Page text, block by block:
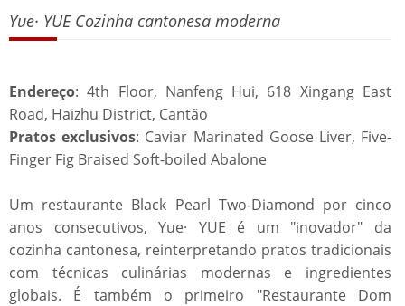
Yue· YUE Cozinha cantonesa moderna
Endereço: 4th Floor, Nanfeng Hui, 618 Xingang East
Road, Haizhu District, Cantão
Pratos exclusivos: Caviar Marinated Goose Liver, Five-
Finger Fig Braised Soft-boiled Abalone
Um restaurante Black Pearl Two-Diamond por cinco
anos consecutivos, Yue· YUE é um "inovador" da
cozinha cantonesa, reinterpretando pratos tradicionais
com técnicas culinárias modernas e ingredientes
globais. É também o primeiro "Restaurante Dom